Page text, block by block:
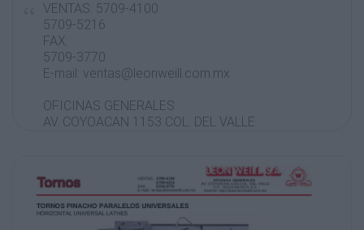
VENTAS: 5709-4100
5709-5216
FAX:
5709-3770
E-mail: ventas@leonweill.com.mx
OFICINAS GENERALES
AV. COYOACAN 1153 COL. DEL VALLE
TORNOS PINACHO PARALELOS
UNIVERSALES
HORIZONTAL UNIVERSAL LATHES